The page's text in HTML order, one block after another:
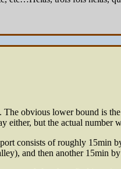
obvious lower bound is
either, but the actual
consists of roughly
and then another 15min